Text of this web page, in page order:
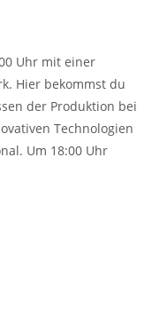
Uhr mit einer
Hier bekommst du
der Produktion bei
Technologien
Um 18:00 Uhr